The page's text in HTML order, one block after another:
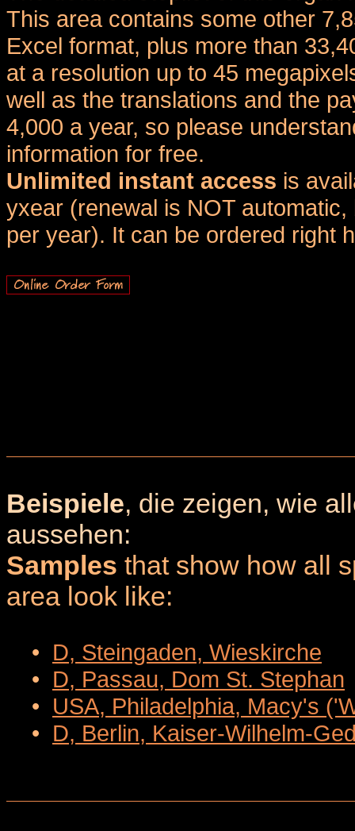
This area contains some other
Excel format, plus more than
at a resolution up to 45
well as the translations and the
4,000 a year, so please
information for free.
Unlimited instant access is
yxear (renewal is NOT
per year). It can be ordered right
Beispiele, die zeigen, wie
aussehen:
Samples that show how all
area look like:
• D, Steingaden, Wieskirche
• D, Passau, Dom St. Stephan
• USA, Philadelphia, Macy's
• D, Berlin, Kaiser-Wilhelm-